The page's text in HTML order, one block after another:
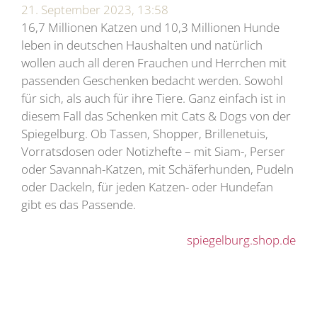
21. September 2023, 13:58
16,7 Millionen Katzen und 10,3 Millionen Hunde
leben in deutschen Haushalten und natürlich
wollen auch all deren Frauchen und Herrchen mit
passenden Geschenken bedacht werden. Sowohl
für sich, als auch für ihre Tiere. Ganz einfach ist in
diesem Fall das Schenken mit Cats & Dogs von der
Spiegelburg. Ob Tassen, Shopper, Brillenetuis,
Vorratsdosen oder Notizhefte – mit Siam-, Perser
oder Savannah-Katzen, mit Schäferhunden, Pudeln
oder Dackeln, für jeden Katzen- oder Hundefan
gibt es das Passende.
spiegelburg.shop.de